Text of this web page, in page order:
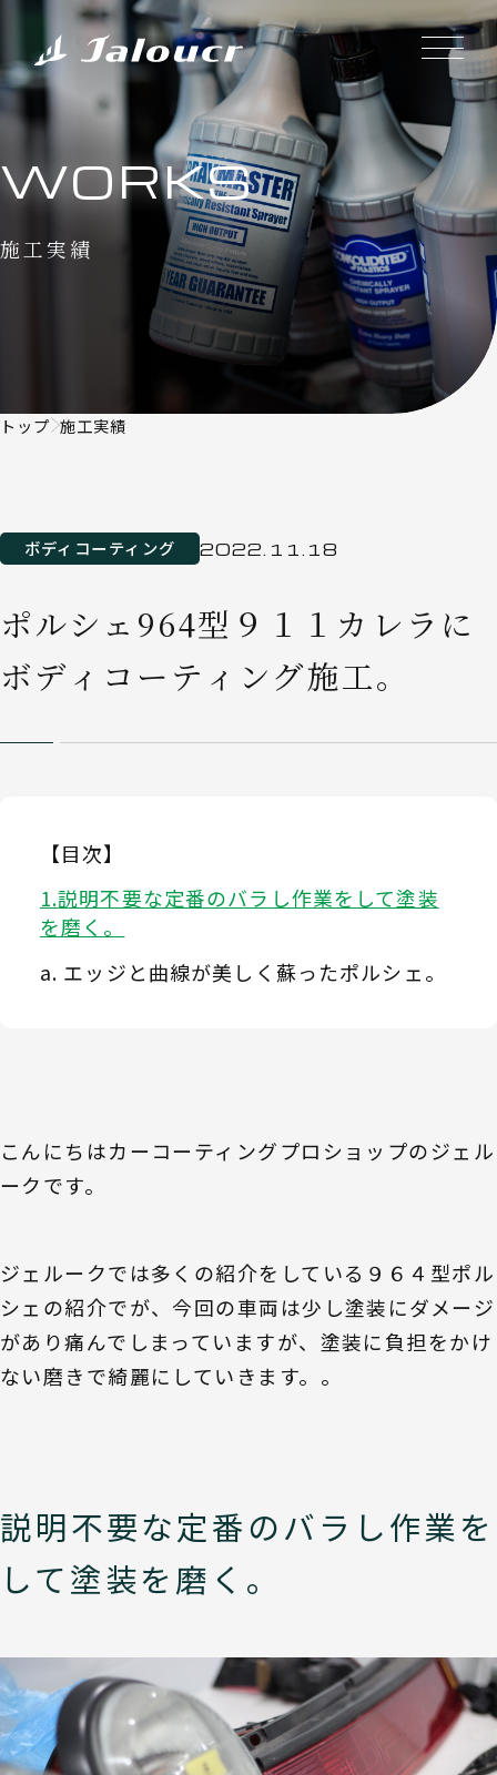
WORKS
施工実績
トップ 施工実績
ボディコーティング 2022.11.18
ポルシェ964型９１１カレラに
ボディコーティング施工。
【目次】
説明不要な定番のバラし作業をして塗装
を磨く。
エッジと曲線が美しく蘇ったポルシェ。
こんにちはカーコーティングプロショップのジェル
ークです。
ジェルークでは多くの紹介をしている９６４型ポル
シェの紹介でが、今回の車両は少し塗装にダメージ
があり痛んでしまっていますが、塗装に負担をかけ
ない磨きで綺麗にしていきます。。
説明不要な定番のバラし作業を
して塗装を磨く。